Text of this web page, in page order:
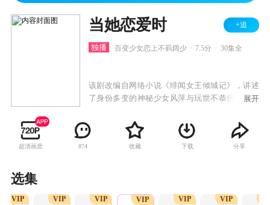
当她恋爱时 +追
独播 百变少女恋上不羁阔少 7.5分 30集全
该剧改编自网络小说《绯闻女王倾城记》，讲述
了身份多变的神秘少女风萍与玩世不恭但内心善
展开
超清画质 874 收藏 下载 分享
选集
VIP VIP VIP VIP VIP VIP